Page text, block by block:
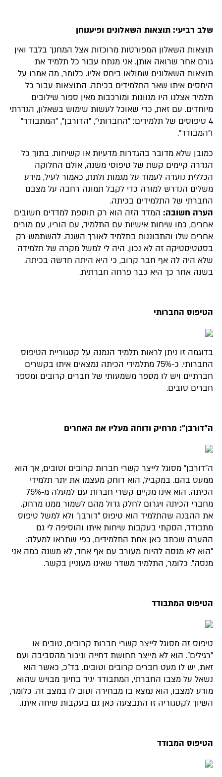
שלב רביעי: תוצאות השאלונים ופיענוחן
תוצאות השאלון המפורטות מרוכזות אצל המחנך בלבד ואין
גורם אחר שרואה אותן. אני מנתח עבור כל תלמיד את
תוצאות השאלונים שמולאו ביחס אליו. כלומר, מה אמרו על
היחסים איתו שאר התלמידים בכיתה. התוצאות עבור כל
תלמיד אצלנו היו מגוונות ומורכבות מאין ספור שילובים
מיוחדים. עם זאת, כדי שאוכל לעשות שימוש בשאלון, הגדרתי
4 טיפוסים של תלמידים: "החברותי", "הדורבן", "המתבודד"
ו"המבודד".
כמובן שלא מדובר בהגדרות מדעיות או קשיחות. בתוך כל
הגדרה קיימים קשת של טיפוסי משנה, אולם החלוקה
הכללית נועדה לעמוד על מגמות ולתת, כאמור לעיל, מידע
משלים הנדרש למורה כדי לקבל תמונה רחבה על מצבם
החברתי של התלמידים בכיתה.
הערה חשובה: המדד הזה הוא רק תוספת למדדים חשובים
אחרים, כמו שיחות אישיות עם התלמיד, עם הוריו, עם מורים
אחרים שלו והתבוננות בתלמיד לאורך השנה. להשתמש רק
בסטטיסטיקה זה לא נכון. היה לי למשל מקרה של תלמידה
שלא היה לה אף חבר קרוב, כי היא היתה חדשה בכיתה.
בשנה אחר כך היא כבר פרחה חברתית.
הטיפוס החברותי
בדוגמה זו ניתן לראות תלמיד הנמנה על קטגוריית הטיפוס
החברותי. כ-75% מתלמידי הכיתה נמצאים איתו בקשרים
חברתיים ויש לו מספר משמעותי של חברים קרובים ומספר
חברים טובים.
ה"דורבן": מרחיק ודוחה מעליו את האחרים
ה"דורבן" מסוגל לייצר קשרי חברות קרובים וטובים, אך הוא
ממעט בהם. במקביל, הוא דוחק מעצמו את יתר תלמידי
הכיתה. הוא אינו מקיים קשרי חברות עם למעלה מ-75%
מחברי הכיתה ויגרום לחלק גדול מהם לשמור ממנו מרחק.
את ההבנה שהתלמיד הוא טיפוס "דורבן" ולא למשל טיפוס
מתבודד, הסקתי בעקבות שיחות איתו והוסיפה לי גם
ההערה שכתב כאן אחת התלמידים, כפי שתראו למעלה:
"הוא לא מנסה להיות מעורב עם אף אחד, לא משנה כמה אני
מנסה". כלומר, התלמיד משדר שאינו מעוניין בקשר.
הטיפוס המתבודד
טיפוס זה מסוגל לייצר קשרי חברות קרובים, טובים או
"רגילים". הוא לא מייצר תחושת דחייה וניכור מהסביבה ועם
זאת, יש לו מעט חברים קרובים וטובים. בד"כ, כאשר הוא
נשאל על מצבו החברתי, המתבודד יגיד בחיוך מבויש שהוא
מודע למצבו, הוא נמצא בו מבחירה וטוב לו במצב זה. כלומר,
השיוך לקטגוריה זו התבצעה כאן גם בעקבות שיחה איתו.
הטיפוס המבודד